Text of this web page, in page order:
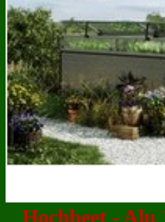
Hochbeet - Alu